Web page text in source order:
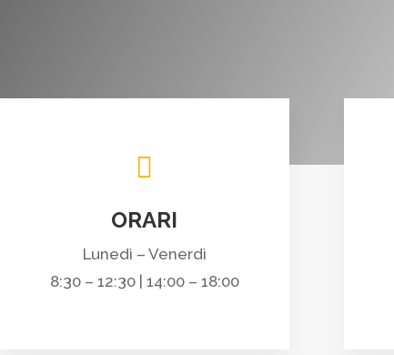

ORARI
Lunedì – Venerdì
8:30 – 12:30 | 14:00 – 18:00